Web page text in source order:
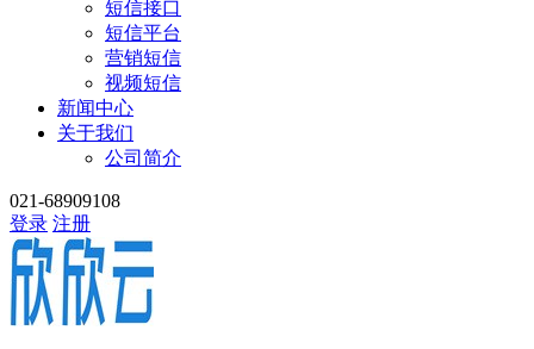
短信接口
短信平台
营销短信
视频短信
新闻中心
关于我们
公司简介
021-68909108
登录 注册